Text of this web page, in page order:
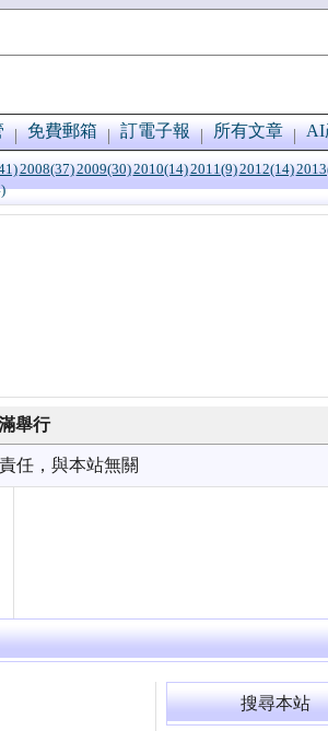
免費郵箱 訂電子報 所有文章 AI
2008(37)2009(30)2010(14)2011(9)2012(14)
舉行
任，與本站無關
搜尋本站